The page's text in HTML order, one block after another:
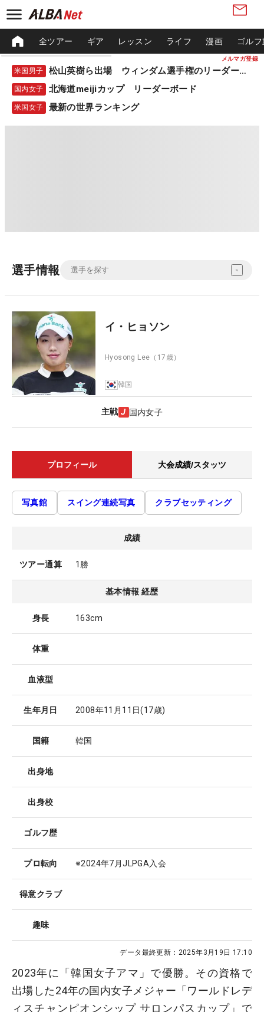
メルマガ登録
全ツアー ギア レッスン ライフ 漫画 ゴル
米国男子 松山英樹ら出場 ウィンダム選手権のリーダーボード
国内女子 北海道meijiカップ リーダーボード
米国女子 最新の世界ランキング
選手情報
イ・ヒョソン
Hyosong Lee （17歳）
韓国
主戦 国内女子
プロフィール 大会成績/スタッツ
写真館 スイング連続写真 クラブセッティング
成績
ツアー通算 1勝
基本情報 経歴
身長 163cm
体重
血液型
生年月日 2008年11月11日(17歳)
国籍 韓国
出身地
出身校
ゴルフ歴
プロ転向 ※2024年7月JLPGA入会
得意クラブ
趣味
データ最終更新： 2025年3月19日 17:10
2023年に「韓国女子アマ」で優勝。その資格で
出場した24年の国内女子メジャー「ワールドレデ
ィスチャンピオンシップ サロンパスカップ」で